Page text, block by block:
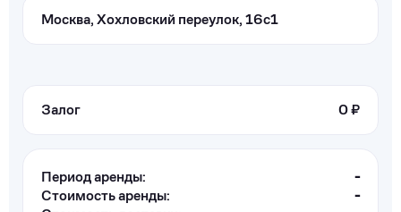
Москва, Хохловский переулок, 16с1
Залог 0 ₽
Период аренды:
-
Стоимость аренды:
-